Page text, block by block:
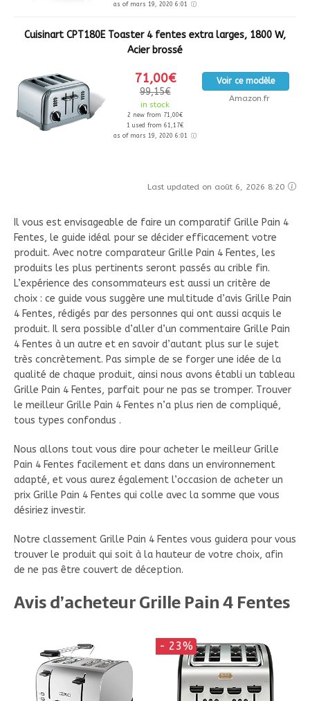
as of mars 19, 2020 6:01
Cuisinart CPT180E Toaster 4 fentes extra larges, 1800 W,
Acier brossé
71,00€
99,15€
in stock
2 new from 71,00€
1 used from 61,17€
as of mars 19, 2020 6:01
Voir ce modèle
Amazon.fr
Last updated on août 6, 2026 8:20
Il vous est envisageable de faire un comparatif Grille Pain 4
Fentes, le guide idéal pour se décider efficacement votre
produit. Avec notre comparateur Grille Pain 4 Fentes, les
produits les plus pertinents seront passés au crible fin.
L’expérience des consommateurs est aussi un critère de
choix : ce guide vous suggère une multitude d’avis Grille Pain
4 Fentes, rédigés par des personnes qui ont aussi acquis le
produit. Il sera possible d’aller d’un commentaire Grille Pain
4 Fentes à un autre et en savoir d’autant plus sur le sujet
très concrètement. Pas simple de se forger une idée de la
qualité de chaque produit, ainsi nous avons établi un tableau
Grille Pain 4 Fentes, parfait pour ne pas se tromper. Trouver
le meilleur Grille Pain 4 Fentes n’a plus rien de compliqué,
tous types confondus .
Nous allons tout vous dire pour acheter le meilleur Grille
Pain 4 Fentes facilement et dans dans un environnement
adapté, et vous aurez également l’occasion de acheter un
prix Grille Pain 4 Fentes qui colle avec la somme que vous
désiriez investir.
Notre classement Grille Pain 4 Fentes vous guidera pour vous
trouver le produit qui soit à la hauteur de votre choix, afin
de ne pas être couvert de déception.
Avis d’acheteur Grille Pain 4 Fentes
- 23%